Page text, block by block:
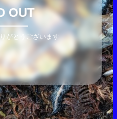
OUT
がとうございます